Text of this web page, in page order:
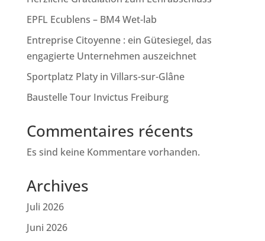
EPFL Ecublens – BM4 Wet-lab
Entreprise Citoyenne : ein Gütesiegel, das
engagierte Unternehmen auszeichnet
Sportplatz Platy in Villars-sur-Glâne
Baustelle Tour Invictus Freiburg
Commentaires récents
Es sind keine Kommentare vorhanden.
Archives
Juli 2026
Juni 2026